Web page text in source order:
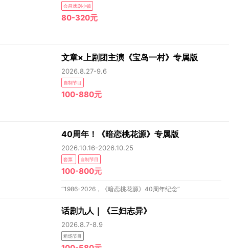
会昌戏剧小镇
80-320元
文章×上剧团主演《宝岛一村》专属版
2026.8.27-9.6
自制节目
100-880元
40周年！《暗恋桃花源》专属版
2026.10.16-2026.10.25
套票 自制节目
100-800元
“1986-2026，《暗恋桃花源》40周年纪念”
话剧九人｜《三妇志异》
2026.8.7-8.9
租场节目